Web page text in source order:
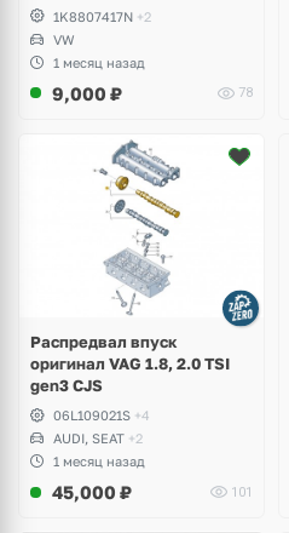
1K8807417N +2
VW
1 месяц назад
9,000 ₽ 78
Распредвал впуск
оригинал VAG 1.8, 2.0 TSI
gen3 CJS
06L109021S +4
AUDI, SEAT +2
1 месяц назад
45,000 ₽ 101
2 фото